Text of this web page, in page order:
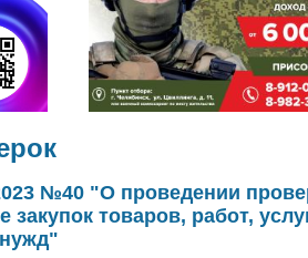
№40 "О проведении
закупок товаров, работ,